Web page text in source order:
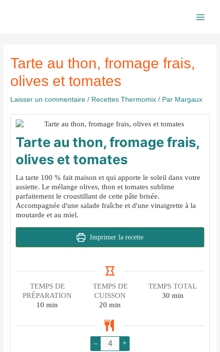
Tarte au thon, fromage frais,
olives et tomates
Laisser un commentaire / Recettes Thermomix / Par Margaux
Tarte au thon, fromage frais,
olives et tomates
La tarte 100 % fait maison et qui apporte le soleil dans votre
assiette. Le mélange olives, thon et tomates sublime
parfaitement le croustillant de cette pâte brisée.
Accompagnée d'une salade fraîche et d'une vinaigrette à la
moutarde et au miel.
Imprimer la recette
TEMPS DE
PRÉPARATION
10 minutes
min
TEMPS DE
CUISSON
20 minutes
min
TEMPS TOTAL
30minutes
min
– +